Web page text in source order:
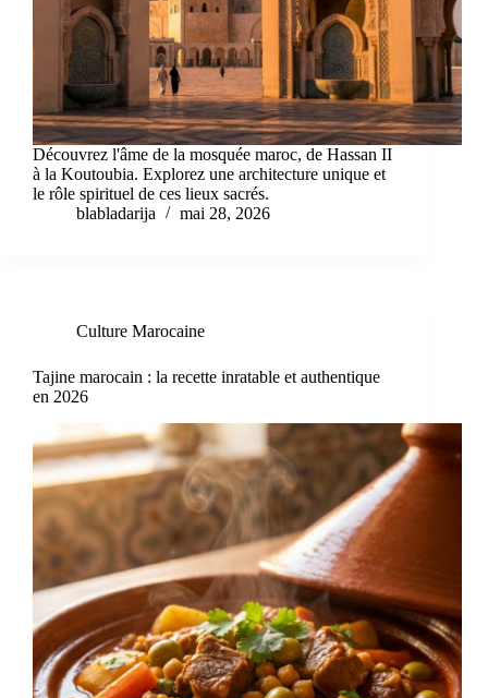
Découvrez l'âme de la mosquée maroc, de Hassan II
à la Koutoubia. Explorez une architecture unique et
le rôle spirituel de ces lieux sacrés.
blabladarija
mai 28, 2026
Culture Marocaine
Tajine marocain : la recette inratable et authentique
en 2026